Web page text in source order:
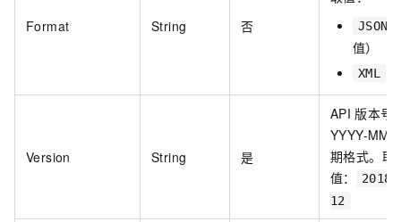
Format String 否 JSON
值）
XML
Version String 是
API 版本号
YYYY-MM-
期格式。取
值：
12